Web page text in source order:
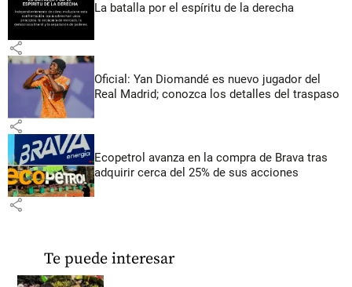
La batalla por el espíritu de la derecha
share
Oficial: Yan Diomandé es nuevo jugador del
Real Madrid; conozca los detalles del traspaso
share
Ecopetrol avanza en la compra de Brava tras
adquirir cerca del 25% de sus acciones
share
Te puede interesar